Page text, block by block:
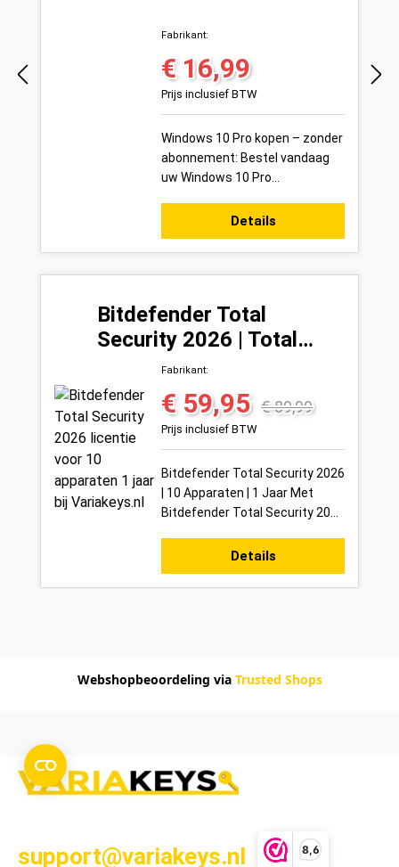
8,6
Fabrikant:
Normale prijs:
€ 16,99
Prijs inclusief BTW
Windows 10 Pro kopen – zonder
abonnement: Bestel vandaag
uw Windows 10 Pro
online bij Variakeys.nl –
eenmalig kopen, b...
Details
Bitdefender Total
Security 2026 | Total
Security | 10 Apparaten |
1 Jaar
Fabrikant:
Verkoopprijs:
€ 59,95 Normale prijs:
€ 89,99
Prijs inclusief BTW
Bitdefender Total Security 2026
| 10 Apparaten | 1 Jaar Met
Bitdefender Total Security 2026
één keer met één van de m...
Details
Webshopbeoordeling via Trusted Shops
support@variakeys.nl